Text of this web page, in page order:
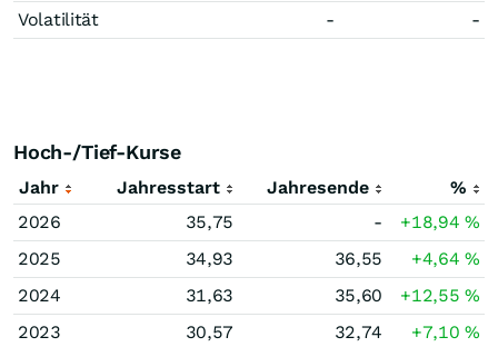
Volatilität
- -
Hoch-/Tief-Kurse
Jahr Jahresstart Jahresende
%
2026
35,75 - +18,94%
2025
34,93 36,55 +4,64%
2024
31,63 35,60 +12,55%
2023
30,57 32,74 +7,10%